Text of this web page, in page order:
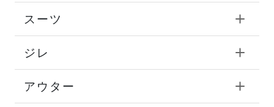
スーツ
ジレ
アウター